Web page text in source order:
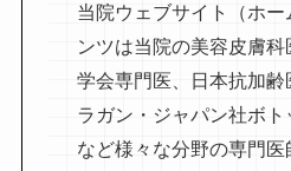
当院ウェブサイト（ホ
ンツは当院の美容皮膚
学会専門医、日本抗加
ラガン・ジャパン社ボ
など様々な分野の専門